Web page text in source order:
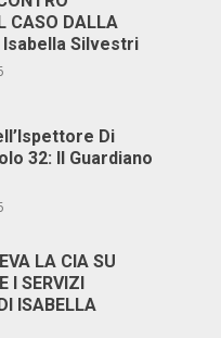
CASO DALLA
Isabella Silvestri
Di
32: Il Guardiano
LA CIA SU
I SERVIZI
ISABELLA